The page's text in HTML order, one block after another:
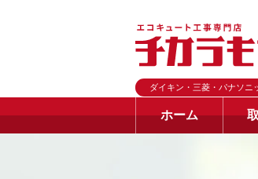
ダイキン・三菱・パナソニ
ホーム